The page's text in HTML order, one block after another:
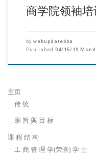
商学院领袖培
by webupdatebba
Published 04/15/19
主页
传 统
宗 旨 與 目 标
课 程 结 构
工 商 管 理 学(荣誉) 学 士